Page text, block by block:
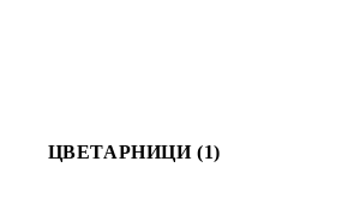
ЦВЕТАРНИЦИ (1)